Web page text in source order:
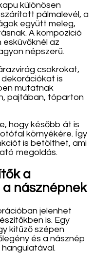
különösen
pálmalevél, a
együtt meleg,
A kompozíció
esküvőknél az
népszerű.
csokrokat,
is
mutatnak
pajtában, tóparton
hogy később át is
környékére. Így
is betölthet, ami
megoldás.
a
násznépnek
jelenhet
is. Egy
kitűző szépen
és a násznép